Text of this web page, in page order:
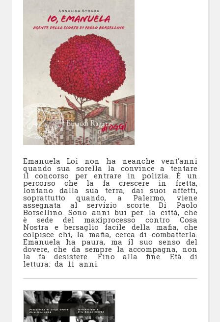
Emanuela Loi non ha neanche vent’anni
quando sua sorella la convince a tentare
il concorso per entrare in polizia. È un
percorso che la fa crescere in fretta,
lontano dalla sua terra, dai suoi affetti,
soprattutto quando, a Palermo, viene
assegnata al servizio scorte Di Paolo
Borsellino. Sono anni bui per la città, che
è sede del maxiprocesso contro Cosa
Nostra e bersaglio facile della mafia, che
colpisce chi, la mafia, cerca di combatterla.
Emanuela ha paura, ma il suo senso del
dovere, che da sempre la accompagna, non
la fa desistere. Fino alla fine. Età di
lettura: da 11 anni.